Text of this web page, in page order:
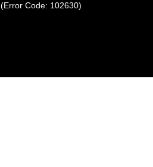
(Error Code: 102630)